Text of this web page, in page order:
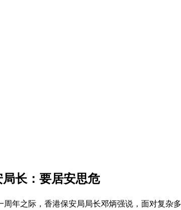
长：要居安思危
周年之际，香港保安局局长邓炳强说，面对复